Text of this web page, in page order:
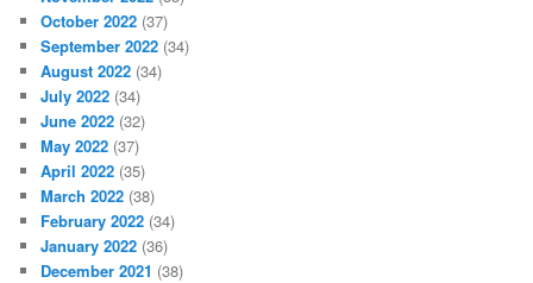
October 2022 (37)
September 2022 (34)
August 2022 (34)
July 2022 (34)
June 2022 (32)
May 2022 (37)
April 2022 (35)
March 2022 (38)
February 2022 (34)
January 2022 (36)
December 2021 (38)